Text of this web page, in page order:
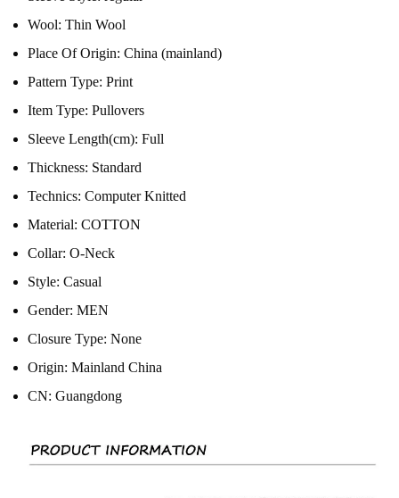
Wool: Thin Wool
Place Of Origin: China (mainland)
Pattern Type: Print
Item Type: Pullovers
Sleeve Length(cm): Full
Thickness: Standard
Technics: Computer Knitted
Material: COTTON
Collar: O-Neck
Style: Casual
Gender: MEN
Closure Type: None
Origin: Mainland China
CN: Guangdong